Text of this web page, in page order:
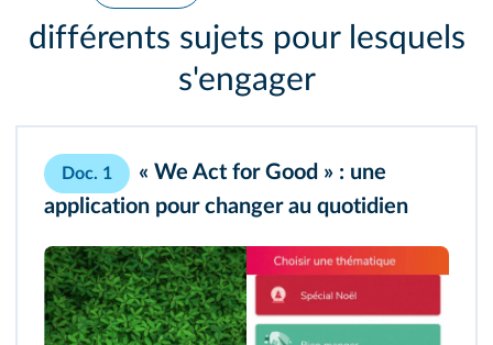
différents sujets pour lesquels
s'engager
Doc. 1
« We Act for Good » : une
application pour changer au quotidien